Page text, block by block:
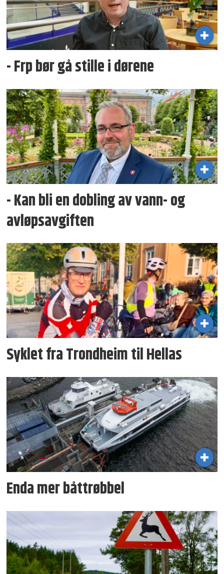
- Frp bør gå stille i dørene
- Kan bli en dobling av vann- og
avløpsavgiften
Syklet fra Trondheim til Hellas
Enda mer båttrøbbel